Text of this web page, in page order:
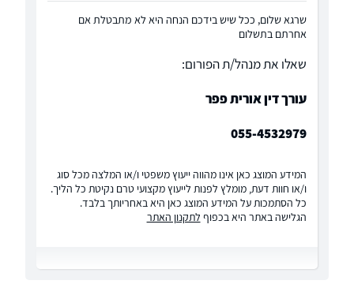
שרגא שלום, ככל שיש בידכם הנחה היא לא מתבטלת אם
אחרתם בתשלום
שאלו את מנהל/ת הפורום:
עורך דין אורית פפר
055-4532979
המידע המוצג כאן אינו מהווה ייעוץ משפטי ו/או המלצה מכל סוג
ו/או חוות דעת, מומלץ לפנות לייעוץ מקצועי טרם נקיטת כל הליך.
כל הסתמכות על המידע המוצג כאן היא באחריותך בלבד.
הגלישה באתר היא בכפוף לתקנון האתר